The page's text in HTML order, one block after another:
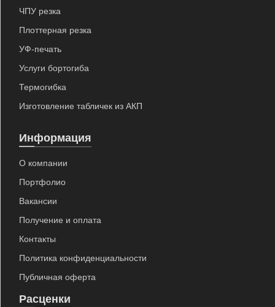
ЧПУ резка
Плоттерная резка
УФ-печать
Услуги бортогиба
Термогибка
Изготовление табличек из АКП
Информация
О компании
Портфолио
Вакансии
Получение и оплата
Контакты
Политика конфиденциальности
Публичная оферта
Расценки